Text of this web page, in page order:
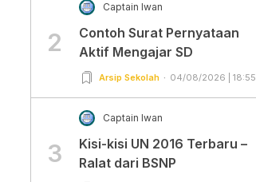
2
Captain Iwan
Contoh Surat Pernyataan
Aktif Mengajar SD
Arsip Sekolah 04/08/2026 | 18:55
3
Captain Iwan
Kisi-kisi UN 2016 Terbaru –
Ralat dari BSNP